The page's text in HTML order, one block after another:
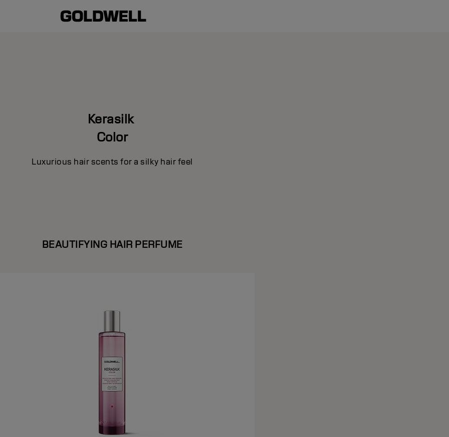
Kerasilk
Color
Luxurious hair scents for a silky hair feel
BEAUTIFYING HAIR PERFUME